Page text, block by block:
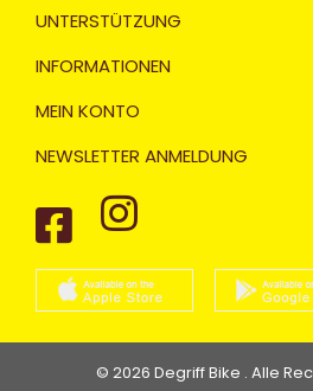
UNTERSTÜTZUNG
INFORMATIONEN
MEIN KONTO
NEWSLETTER ANMELDUNG
© 2026 Degriff Bike . Alle